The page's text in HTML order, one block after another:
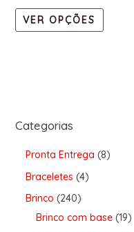
Categorias
Pronta Entrega 8
Braceletes 4
Brinco 240
Brinco com base 19
VER OPÇÕES